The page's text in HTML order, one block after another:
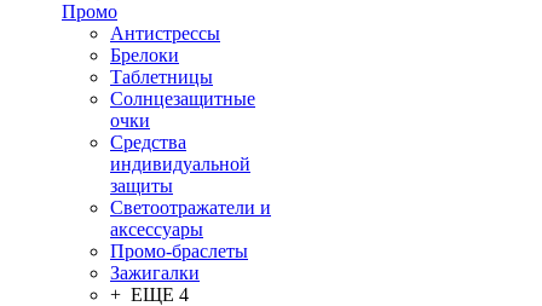
Промо
Антистрессы
Брелоки
Таблетницы
Солнцезащитные
очки
Средства
индивидуальной
защиты
Светоотражатели и
аксессуары
Промо-браслеты
Зажигалки
+ ЕЩЕ 4